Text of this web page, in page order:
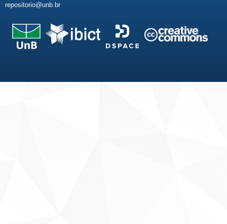
repositorio@unb.br